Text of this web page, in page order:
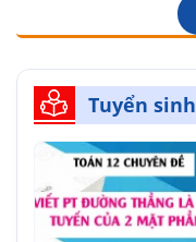
Tuyển sinh